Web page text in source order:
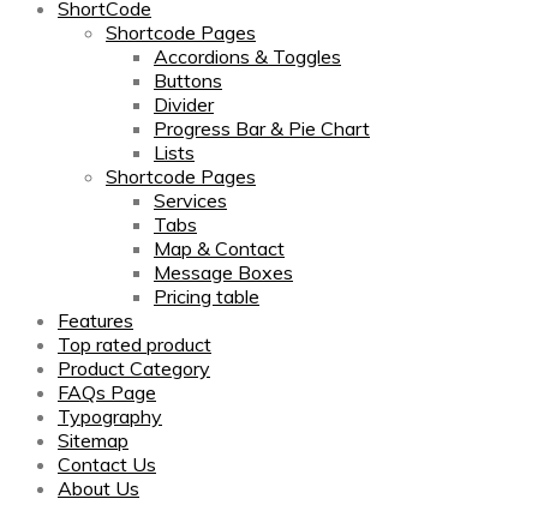
ShortCode
Shortcode Pages
Accordions & Toggles
Buttons
Divider
Progress Bar & Pie Chart
Lists
Shortcode Pages
Services
Tabs
Map & Contact
Message Boxes
Pricing table
Features
Top rated product
Product Category
FAQs Page
Typography
Sitemap
Contact Us
About Us